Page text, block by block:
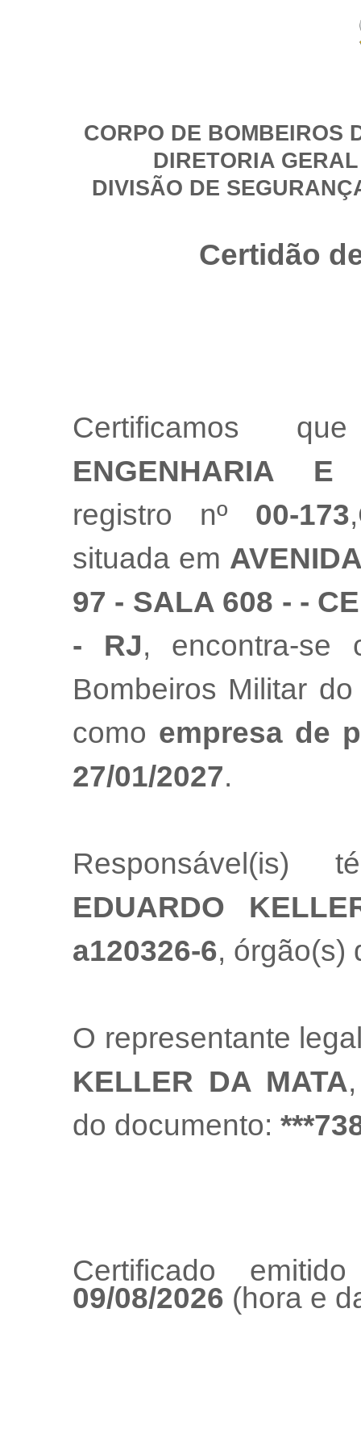
CORPO DE BOMBEIROS
DIRETORIA
DIVISÃO DE
Certidão
Certificamos
ENGENHARIA E
registro nº 00-173
situada em
97 - SALA 608 - -
- RJ, encontra-se
Bombeiros Militar
como empresa de
27/01/2027.
Responsável(is)
EDUARDO
a120326-6, órgão(s)
O representante
KELLER DA MATA
do documento:
Certificado
09/08/2026 (hora e